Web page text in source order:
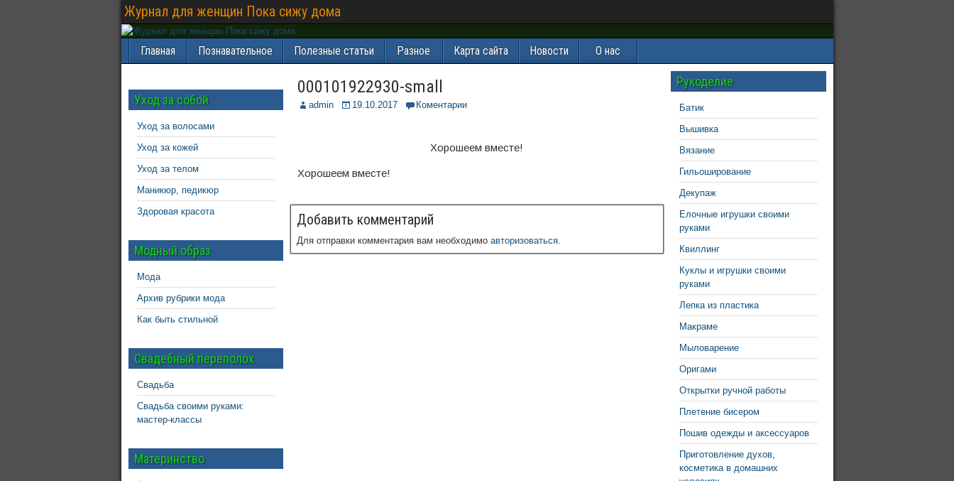
Журнал для женщин Пока сижу дома
Главная Познавательное Полезные статьи Разное Карта сайта Новости О нас
000101922930-small
admin 19.10.2017 Коментарии
Хорошеем вместе!
Хорошеем вместе!
Добавить комментарий
Для отправки комментария вам необходимо авторизоваться.
Уход за собой
Уход за волосами
Уход за кожей
Уход за телом
Маникюр, педикюр
Здоровая красота
Модный образ
Мода
Архив рубрики мода
Как быть стильной
Свадебный переполох
Свадьба
Свадьба своими руками:
мастер-классы
Материнство
Рукоделие
Батик
Вышивка
Вязание
Гильоширование
Декупаж
Елочные игрушки своими
руками
Квиллинг
Куклы и игрушки своими
руками
Лепка из пластика
Макраме
Мыловарение
Оригами
Открытки ручной работы
Плетение бисером
Пошив одежды и аксессуаров
Приготовление духов,
косметика в домашних